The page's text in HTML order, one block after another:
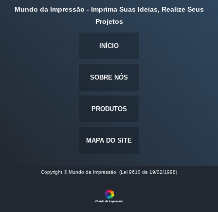
Mundo da Impressão - Imprima Suas Ideias, Realize Seus
Projetos
INÍCIO
SOBRE NÓS
PRODUTOS
MAPA DO SITE
Copyright © Mundo da Impressão. (Lei 9610 de 19/02/1998)